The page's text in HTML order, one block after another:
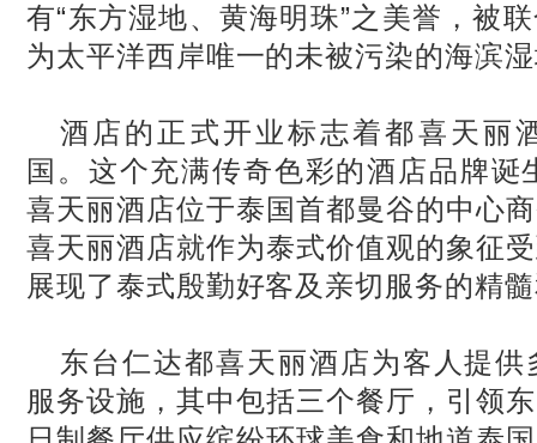
有“东方湿地、黄海明珠”之美誉，被
为太平洋西岸唯一的未被污染的海滨
酒店的正式开业标志着都喜天丽
国。这个充满传奇色彩的酒店品牌诞
喜天丽酒店位于泰国首都曼谷的中心
喜天丽酒店就作为泰式价值观的象征
展现了泰式殷勤好客及亲切服务的精
东台仁达都喜天丽酒店为客人提
服务设施，其中包括三个餐厅，引领